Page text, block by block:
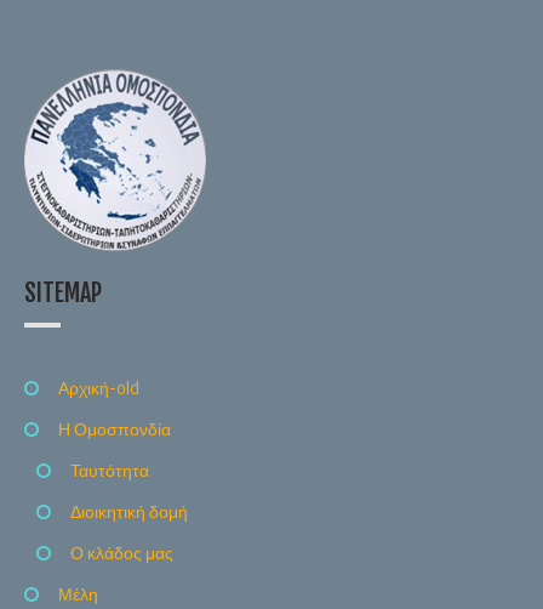
SITEMAP
Αρχική-old
Η Ομοσπονδία
Ταυτότητα
Διοικητική δομή
Ο κλάδος μας
Μέλη